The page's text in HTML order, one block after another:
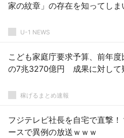
家の紋章」の存在を知ってし
U-1 NEWS
こども家庭庁要求予算、前年
の7兆3270億円 成果に対して
稼げるまとめ速報
フジテレビ社長を自宅で直撃！
ースで異例の放送ｗｗｗ